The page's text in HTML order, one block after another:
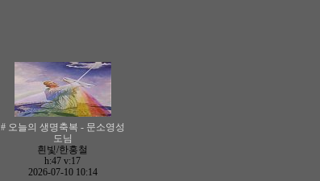
# 오늘의 생명축복 - 문소영성
도님
흰빛/한홍철
h:47 v:17
2026-07-10 10:14